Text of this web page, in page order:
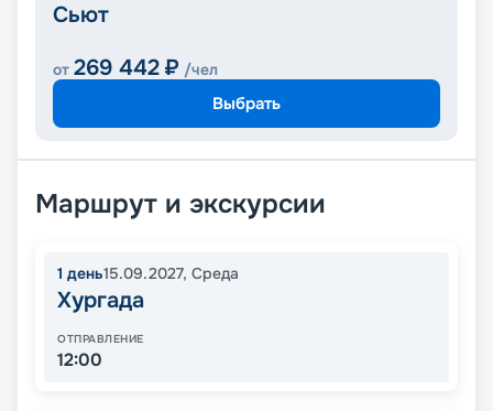
Сьют
от 269 442 ₽ /чел
Выбрать
Маршрут и экскурсии
1 день15.09.2027, Среда
Хургада
ОТПРАВЛЕНИЕ
12:00